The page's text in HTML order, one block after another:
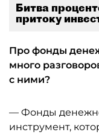
Битва
притоку
Про фонды
много
с ними?
— Фонды
инструмент,